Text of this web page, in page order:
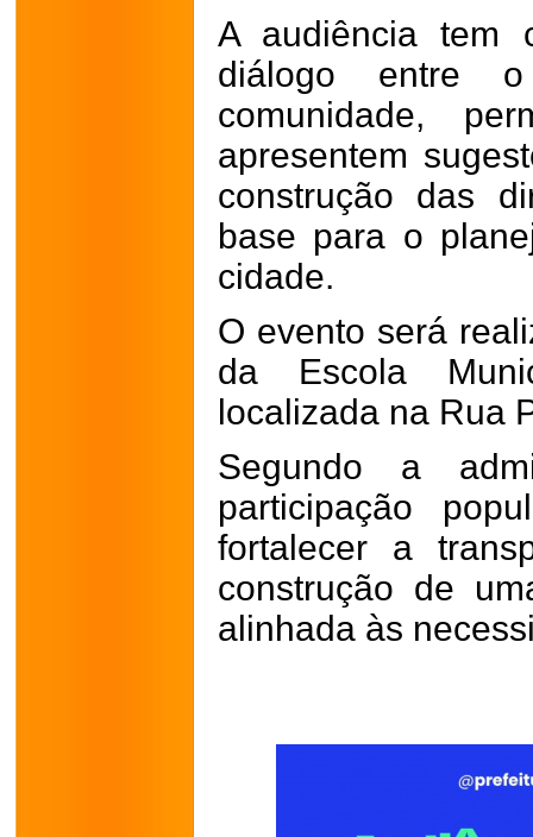
A audiência tem
diálogo entre
comunidade,
apresentem
construção das
base para o
cidade.
O evento será
da Escola
localizada na Rua
Segundo a
participação
fortalecer a
construção de
alinhada às